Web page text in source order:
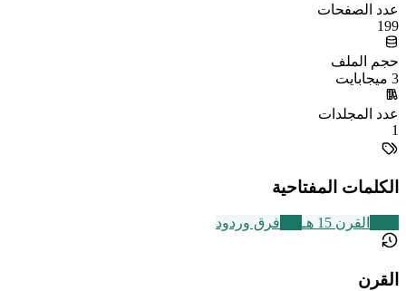
عدد الصفحات
199
حجم الملف
3 ميجابايت
عدد المجلدات
1
الكلمات المفتاحية
القرن 15 هـ فرق وردود
القرن